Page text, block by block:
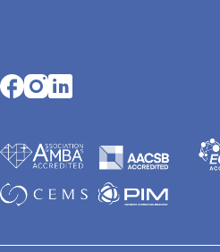
Opens in a new tab
Opens in a new tab
Opens in a new tab